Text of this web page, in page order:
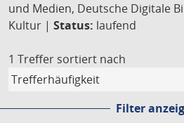
und Medien, Deutsche Digitale
Kultur | Status: laufend
1 Treffer sortiert nach
Filter